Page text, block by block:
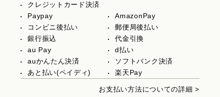
クレジットカード決済
Paypay
AmazonPay
コンビニ後払い
郵便局後払い
銀行振込
代金引換
au Pay
d払い
auかんたん決済
ソフトバンク決済
あと払い(ペイディ)
楽天Pay
お支払い方法についての詳細 >